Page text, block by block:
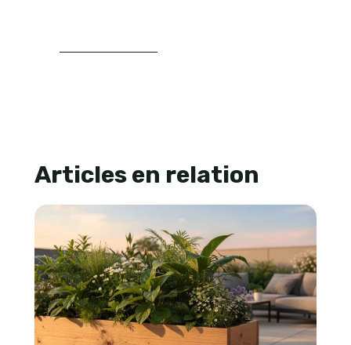
Articles en relation